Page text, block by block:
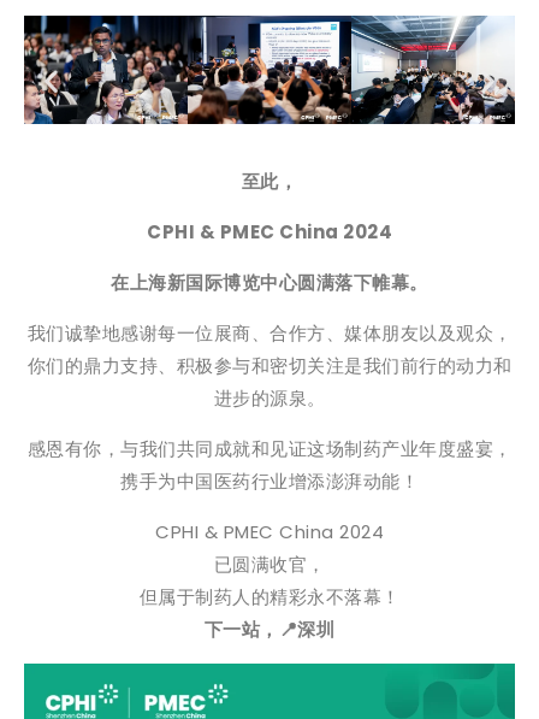
至此，
CPHI & PMEC China 2024
在上海新国际博览中心圆满落下帷幕。
我们诚挚地感谢每一位展商、合作方、媒体朋友以及观众，
你们的鼎力支持、积极参与和密切关注是我们前行的动力和
进步的源泉。
感恩有你，与我们共同成就和见证这场制药产业年度盛宴，
携手为中国医药行业增添澎湃动能！
CPHI & PMEC China 2024
已圆满收官，
但属于制药人的精彩永不落幕！
下一站，📍深圳